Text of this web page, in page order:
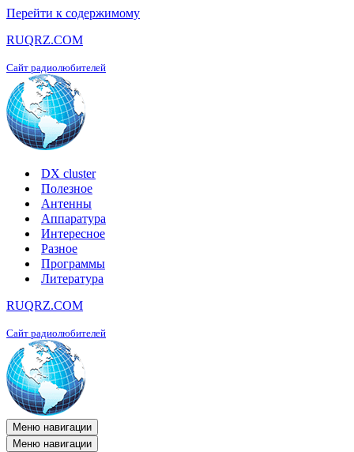
Перейти к содержимому
RUQRZ.COM
Сайт радиолюбителей
DX cluster
Полезное
Антенны
Аппаратура
Интересное
Разное
Программы
Литература
RUQRZ.COM
Сайт радиолюбителей
Меню навигации
Меню навигации